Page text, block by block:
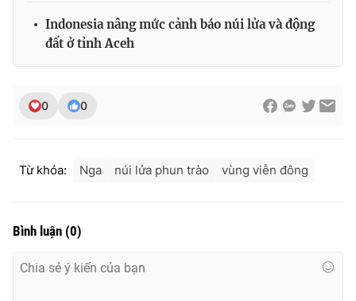
Indonesia nâng mức cảnh báo núi lửa và động
đất ở tỉnh Aceh
0 0
Từ khóa: Nga núi lửa phun trào vùng viễn đông
Bình luận (0)